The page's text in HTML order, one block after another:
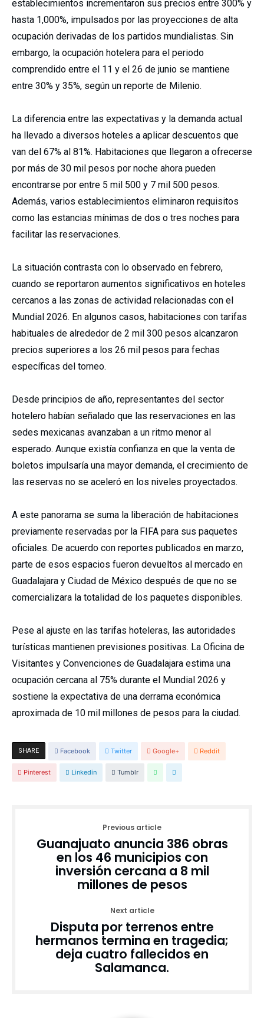
establecimientos incrementaron sus precios entre 300% y
hasta 1,000%, impulsados por las proyecciones de alta
ocupación derivadas de los partidos mundialistas. Sin
embargo, la ocupación hotelera para el periodo
comprendido entre el 11 y el 26 de junio se mantiene
entre 30% y 35%, según un reporte de Milenio.
La diferencia entre las expectativas y la demanda actual
ha llevado a diversos hoteles a aplicar descuentos que
van del 67% al 81%. Habitaciones que llegaron a ofrecerse
por más de 30 mil pesos por noche ahora pueden
encontrarse por entre 5 mil 500 y 7 mil 500 pesos.
Además, varios establecimientos eliminaron requisitos
como las estancias mínimas de dos o tres noches para
facilitar las reservaciones.
La situación contrasta con lo observado en febrero,
cuando se reportaron aumentos significativos en hoteles
cercanos a las zonas de actividad relacionadas con el
Mundial 2026. En algunos casos, habitaciones con tarifas
habituales de alrededor de 2 mil 300 pesos alcanzaron
precios superiores a los 26 mil pesos para fechas
específicas del torneo.
Desde principios de año, representantes del sector
hotelero habían señalado que las reservaciones en las
sedes mexicanas avanzaban a un ritmo menor al
esperado. Aunque existía confianza en que la venta de
boletos impulsaría una mayor demanda, el crecimiento de
las reservas no se aceleró en los niveles proyectados.
A este panorama se suma la liberación de habitaciones
previamente reservadas por la FIFA para sus paquetes
oficiales. De acuerdo con reportes publicados en marzo,
parte de esos espacios fueron devueltos al mercado en
Guadalajara y Ciudad de México después de que no se
comercializara la totalidad de los paquetes disponibles.
Pese al ajuste en las tarifas hoteleras, las autoridades
turísticas mantienen previsiones positivas. La Oficina de
Visitantes y Convenciones de Guadalajara estima una
ocupación cercana al 75% durante el Mundial 2026 y
sostiene la expectativa de una derrama económica
aproximada de 10 mil millones de pesos para la ciudad.
SHARE Facebook Twitter Google+ Reddit
Pinterest Linkedin Tumblr
Previous article
Guanajuato anuncia 386 obras
en los 46 municipios con
inversión cercana a 8 mil
millones de pesos
Next article
Disputa por terrenos entre
hermanos termina en tragedia;
deja cuatro fallecidos en
Salamanca.